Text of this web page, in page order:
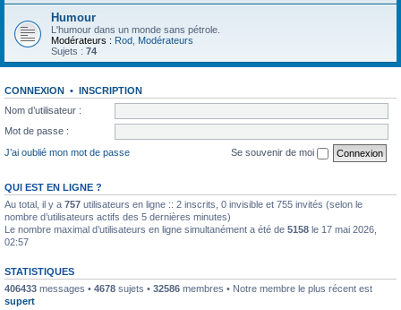
Humour
L'humour dans un monde sans pétrole.
Modérateurs : Rod Modérateurs
Sujets : 74
CONNEXION • INSCRIPTION
Nom d’utilisateur :
Mot de passe :
J’ai oublié mon mot de passe
Se souvenir de moi
QUI EST EN LIGNE ?
Au total, il y a 757 utilisateurs en ligne :: 2 inscrits, 0 invisible et 755 invités (selon le
nombre d’utilisateurs actifs des 5 dernières minutes)
Le nombre maximal d’utilisateurs en ligne simultanément a été de 5158 le 17 mai 2026,
02:57
STATISTIQUES
406433 messages • 4678 sujets • 32586 membres • Notre membre le plus récent est
supert